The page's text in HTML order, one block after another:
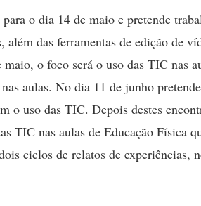
o dia 14 de maio e pretende
das ferramentas de edição de
o foco será o uso das TIC nas
aulas. No dia 11 de junho
o uso das TIC. Depois destes
TIC nas aulas de Educação Física
ciclos de relatos de experiências,